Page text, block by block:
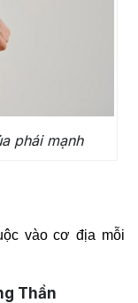
phái mạnh
vào cơ địa mỗi
Thần